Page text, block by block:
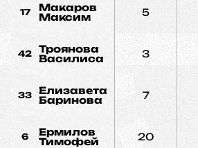
17
Макаров
Максим
5
42
Троянова
Василиса
3
33
Елизавета
Баринова
7
6
Ермилов
Тимофей
20